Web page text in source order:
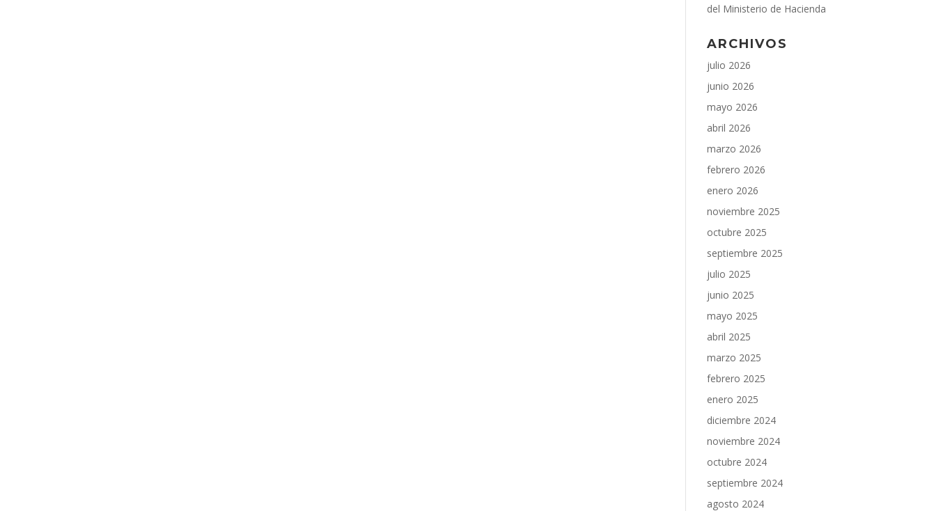
del Ministerio de Hacienda
ARCHIVOS
julio 2026
junio 2026
mayo 2026
abril 2026
marzo 2026
febrero 2026
enero 2026
noviembre 2025
octubre 2025
septiembre 2025
julio 2025
junio 2025
mayo 2025
abril 2025
marzo 2025
febrero 2025
enero 2025
diciembre 2024
noviembre 2024
octubre 2024
septiembre 2024
agosto 2024